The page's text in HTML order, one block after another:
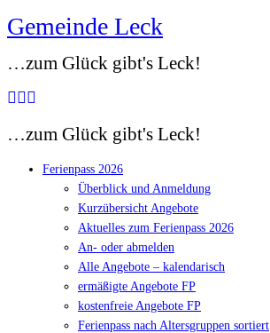
Zum
springen
Gemeinde Leck
…zum Glück gibt's Leck!
…zum Glück gibt's Leck!
Ferienpass 2026
Überblick und Anmeldung
Kurzübersicht Angebote
Aktuelles zum Ferienpass 2026
An- oder abmelden
Alle Angebote – kalendarisch
ermäßigte Angebote FP
kostenfreie Angebote FP
Ferienpass nach Altersgruppen sortiert